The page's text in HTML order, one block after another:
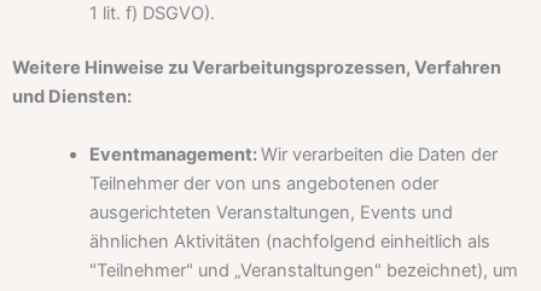
1 lit. f) DSGVO).
Weitere Hinweise zu Verarbeitungsprozessen, Verfahren
und Diensten:
Eventmanagement:Wir verarbeiten die Daten der
Teilnehmer der von uns angebotenen oder
ausgerichteten Veranstaltungen, Events und
ähnlichen Aktivitäten (nachfolgend einheitlich als
"Teilnehmer" und „Veranstaltungen" bezeichnet), um